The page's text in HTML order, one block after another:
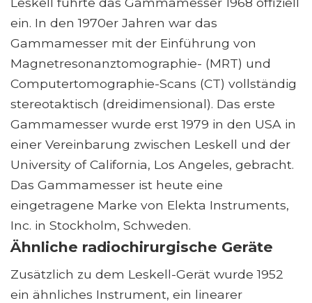
ein. In den 1970er Jahren war das
Gammamesser mit der Einführung von
Magnetresonanztomographie- (MRT) und
Computertomographie-Scans (CT) vollständig
stereotaktisch (dreidimensional). Das erste
Gammamesser wurde erst 1979 in den USA in
einer Vereinbarung zwischen Leskell und der
University of California, Los Angeles, gebracht.
Das Gammamesser ist heute eine
eingetragene Marke von Elekta Instruments,
Inc. in Stockholm, Schweden.
Ähnliche radiochirurgische Geräte
Zusätzlich zu dem Leskell-Gerät wurde 1952
ein ähnliches Instrument, ein linearer